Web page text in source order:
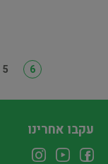
5 6
עקבו אחרינו